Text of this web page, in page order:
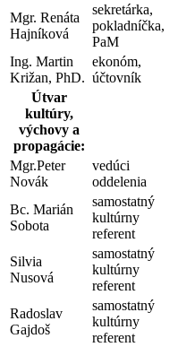
Mgr. Renáta
Hajníková
sekretárka,
pokladníčka,
PaM
Ing. Martin
Križan, PhD.
ekonóm,
účtovník
Útvar
kultúry,
výchovy a
propagácie:
Mgr.Peter
Novák
vedúci
oddelenia
Bc. Marián
Sobota
samostatný
kultúrny
referent
Silvia
Nusová
samostatný
kultúrny
referent
Radoslav
Gajdoš
samostatný
kultúrny
referent